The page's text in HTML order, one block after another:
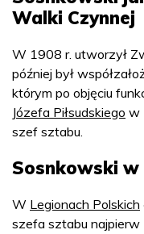
Walki Czynnej
W 1908 r. utworzył
później był
którym po objęciu
Józefa Piłsudskiego w
szef sztabu.
Sosnkowski w
W Legionach Polskich
szefa sztabu najpierw